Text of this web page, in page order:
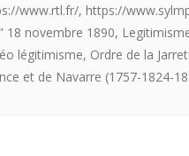
ROYALISME
EN
www.rtl.fr/, https://
18 novembre 1890,
légitimisme, Ordre de la
et de Navarre (1757-1824-